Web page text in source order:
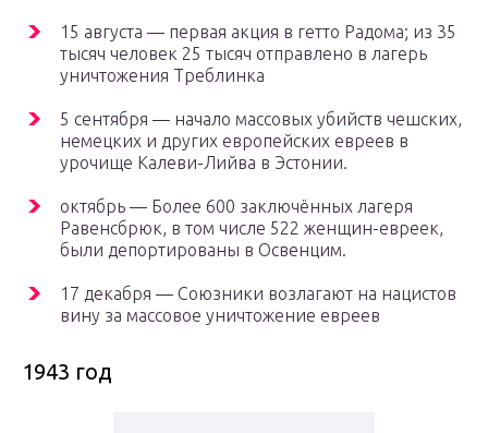
15 августа — первая акция в гетто Радома; из 35
тысяч человек 25 тысяч отправлено в лагерь
уничтожения Треблинка
5 сентября — начало массовых убийств чешских,
немецких и других европейских евреев в
урочище Калеви-Лийва в Эстонии.
октябрь — Более 600 заключённых лагеря
Равенсбрюк, в том числе 522 женщин-евреек,
были депортированы в Освенцим.
17 декабря — Союзники возлагают на нацистов
вину за массовое уничтожение евреев
1943 год